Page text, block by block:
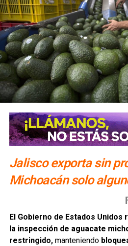
ARTÍCULOS RELACIONADOS:
RUBÉN ROCHA MOYA
SINALOA
SIGUIENTE
Detienen en Arizona a ex
Sinaloa
NO TE PIERDAS
Estudiante entró con pistola
Jalisco exporta sin
Michoacán solo
El Gobierno de Estados
la inspección de aguacate
restringido,manteniendo